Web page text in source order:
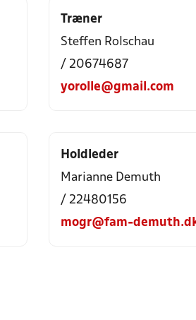
Træner
Steffen Rolschau
/ 20674687
yorolle@gmail.com
Holdleder
Marianne Demuth
/ 22480156
mogr@fam-